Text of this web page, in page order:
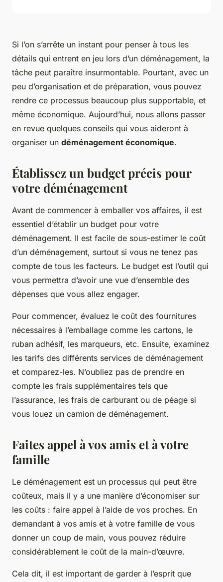
Si l’on s’arrête un instant pour penser à tous les
détails qui entrent en jeu lors d’un déménagement, la
tâche peut paraître insurmontable. Pourtant, avec un
peu d’organisation et de préparation, vous pouvez
rendre ce processus beaucoup plus supportable, et
même économique. Aujourd’hui, nous allons passer
en revue quelques conseils qui vous aideront à
organiser un déménagement économique.
Établissez un budget précis pour
votre déménagement
Avant de commencer à emballer vos affaires, il est
essentiel d’établir un budget pour votre
déménagement. Il est facile de sous-estimer le coût
d’un déménagement, surtout si vous ne tenez pas
compte de tous les facteurs. Le budget est l’outil qui
vous permettra d’avoir une vue d’ensemble des
dépenses que vous allez engager.
Pour commencer, évaluez le coût des fournitures
nécessaires à l’emballage comme les cartons, le
ruban adhésif, les marqueurs, etc. Ensuite, examinez
les tarifs des différents services de déménagement
et comparez-les. N’oubliez pas de prendre en
compte les frais supplémentaires tels que
l’assurance, les frais de carburant ou de péage si
vous louez un camion de déménagement.
Faites appel à vos amis et à votre
famille
Le déménagement est un processus qui peut être
coûteux, mais il y a une manière d’économiser sur
les coûts : faire appel à l’aide de vos proches. En
demandant à vos amis et à votre famille de vous
donner un coup de main, vous pouvez réduire
considérablement le coût de la main-d’œuvre.
Cela dit, il est important de garder à l’esprit que